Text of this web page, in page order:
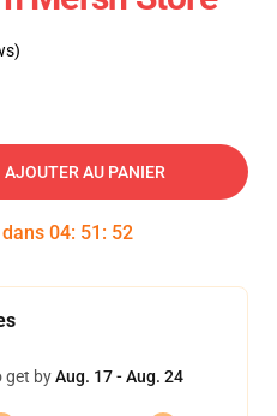
AJOUTER AU PANIER
04: 51 : 51
get byAug. 17 - Aug. 24